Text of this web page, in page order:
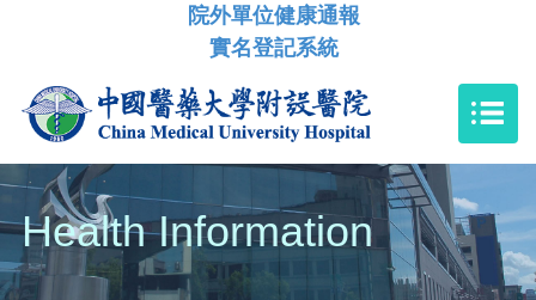
院外單位健康通報
實名登記系統
Health Information